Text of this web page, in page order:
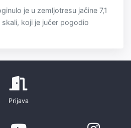
je u zemljotresu jačine 7,1
koji je jučer pogodio
Prijava